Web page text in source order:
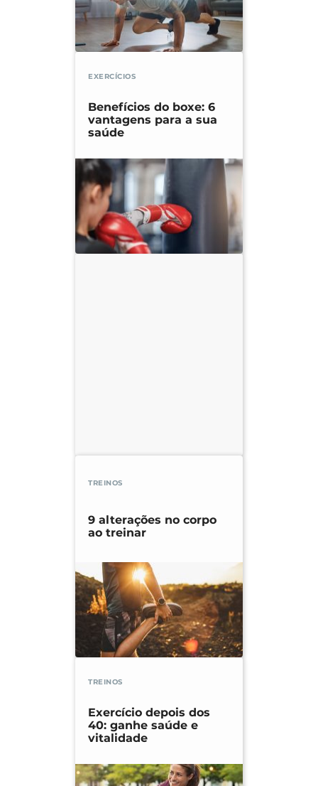
EXERCÍCIOS
Benefícios do boxe: 6
vantagens para a sua
saúde
TREINOS
9 alterações no corpo
ao treinar
TREINOS
Exercício depois dos
40: ganhe saúde e
vitalidade